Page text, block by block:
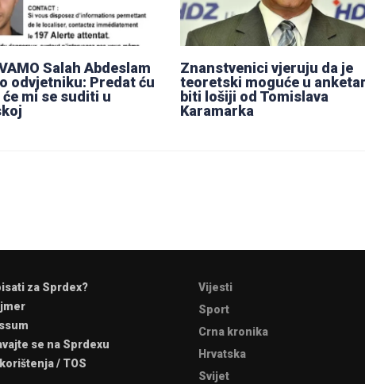
Salah Abdeslam
odvjetniku: Predat ću
će mi se suditi u
Znanstvenici vjeruju da je
teoretski moguće u
biti lošiji od Tomislava
Karamarka
za Sprdex?
se na Sprdexu
/ TOS
Vijesti
Sport
Crna kronika
Hrvatska
Svijet